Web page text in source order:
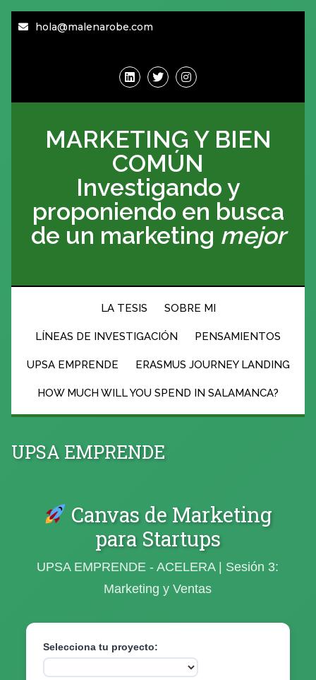
hola@malenarobe.com
MARKETING Y BIEN
COMÚN
Investigando y
proponiendo en busca
de un marketing mejor
LA TESIS SOBRE MI
LÍNEAS DE INVESTIGACIÓN PENSAMIENTOS
UPSA EMPRENDE ERASMUS JOURNEY LANDING
HOW MUCH WILL YOU SPEND IN SALAMANCA?
UPSA EMPRENDE
Canvas de Marketing
para Startups
UPSA EMPRENDE - ACELERA | Sesión 3:
Marketing y Ventas
Selecciona tu proyecto: